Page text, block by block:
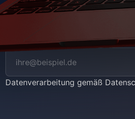
Datenverarbeitung gemäß